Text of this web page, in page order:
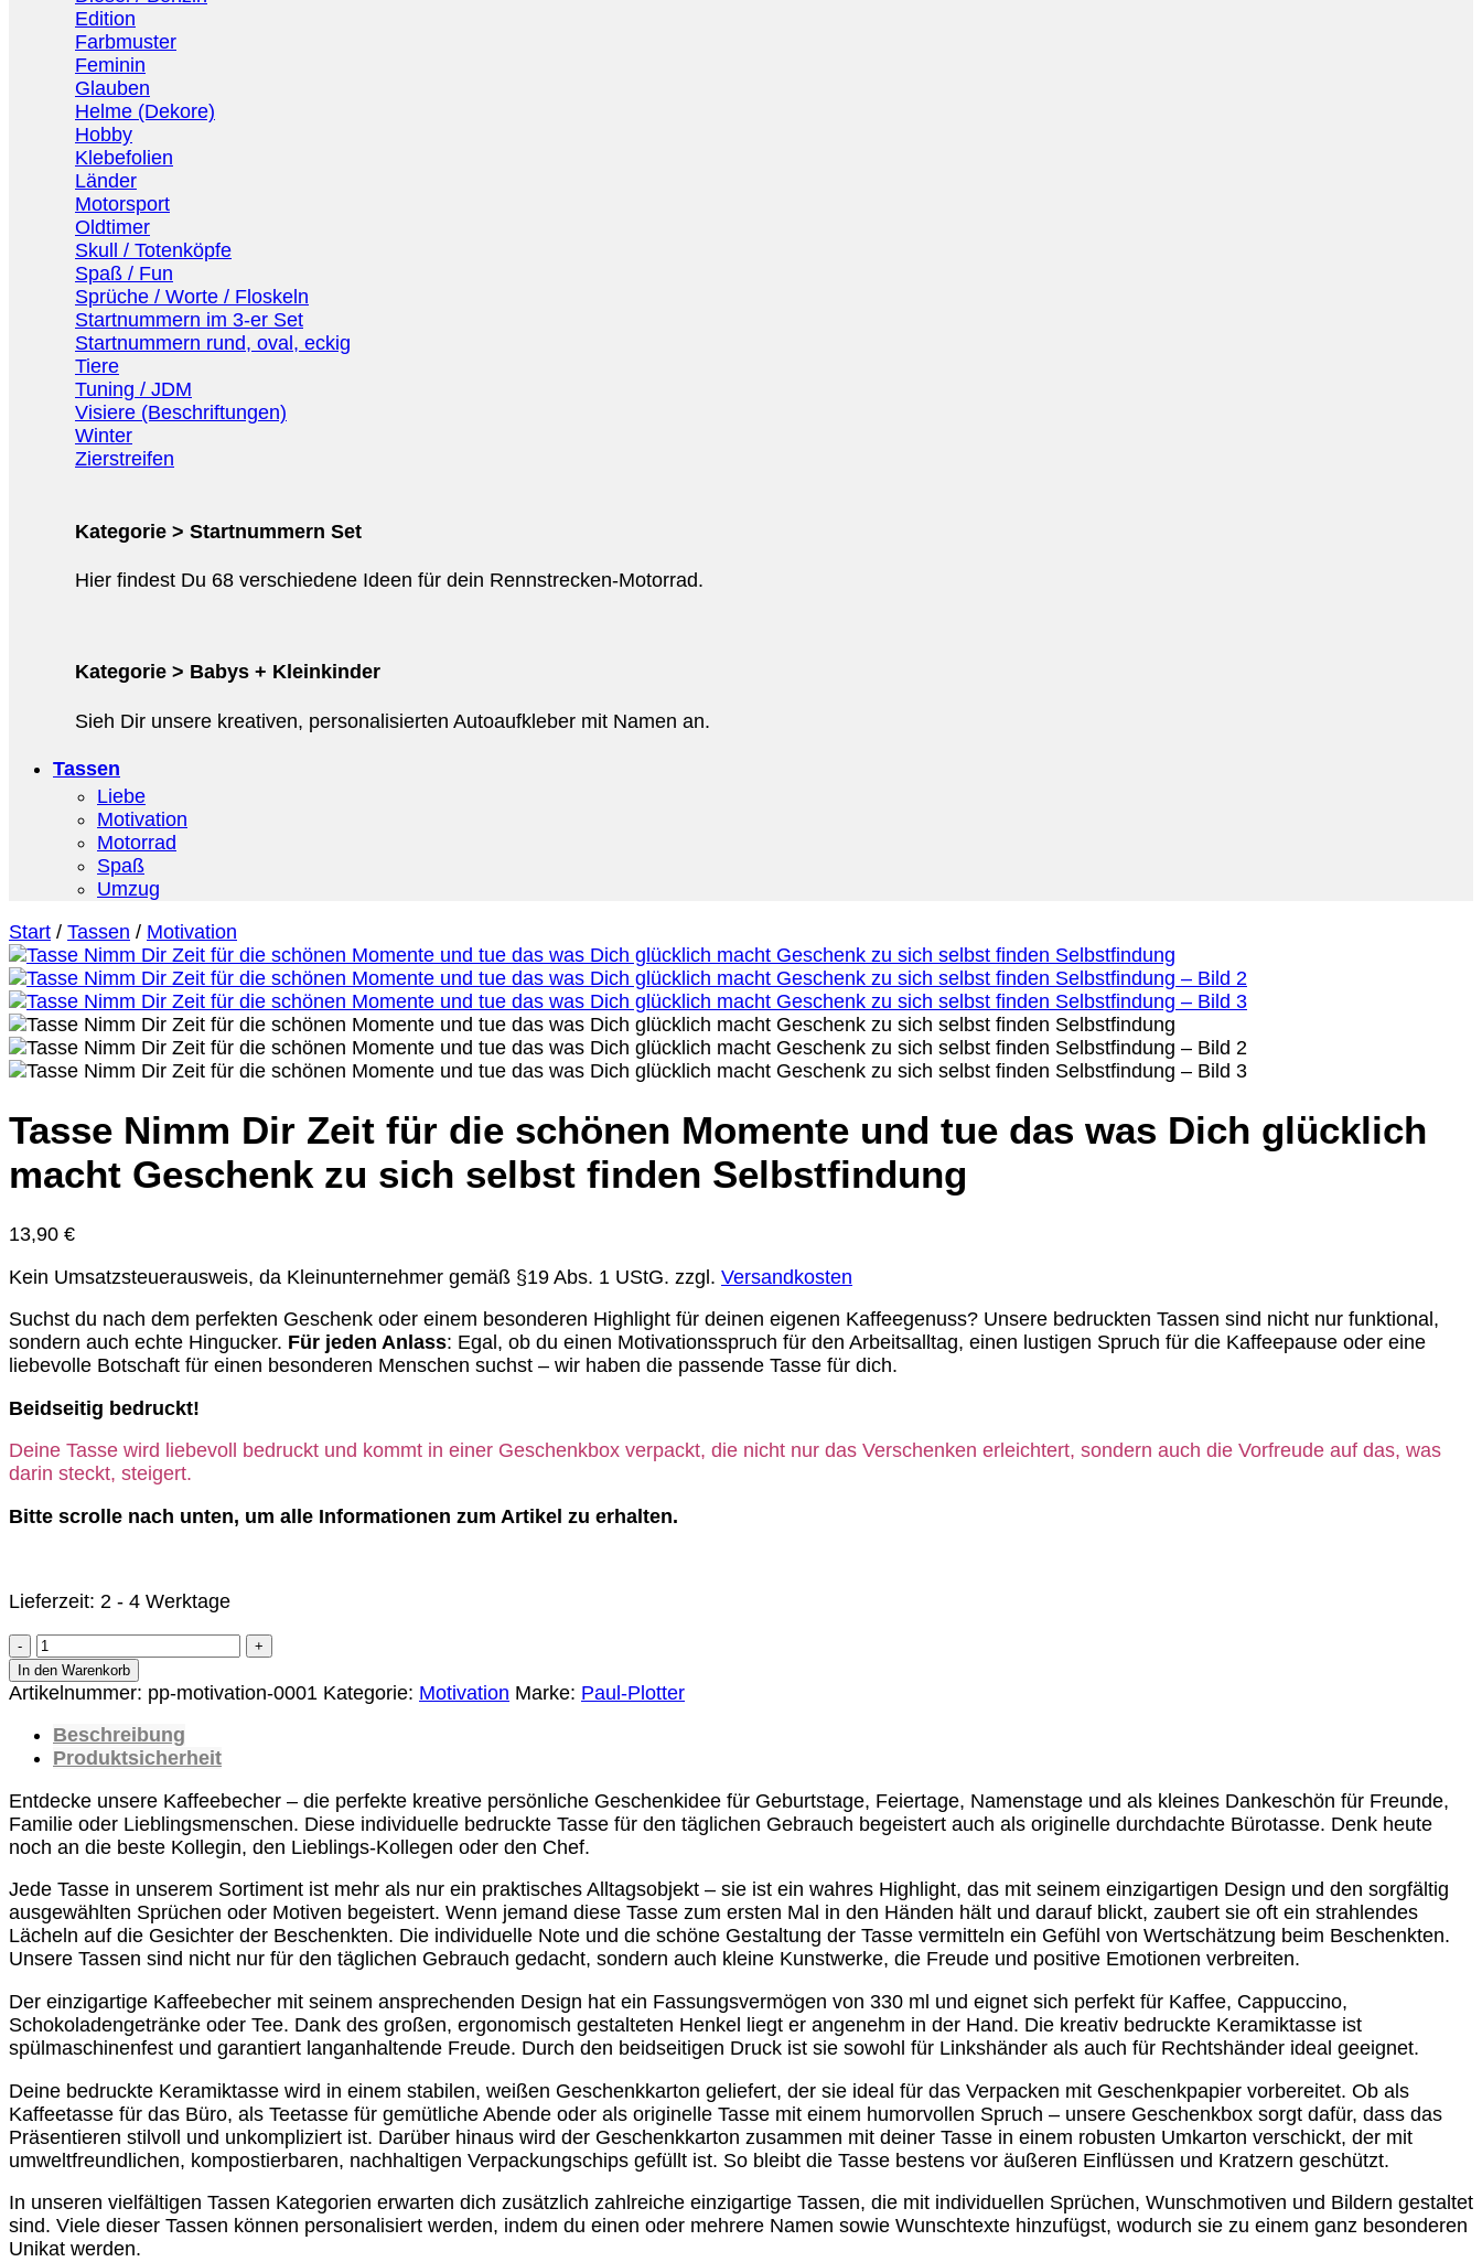
Edition
Farbmuster
Feminin
Glauben
Helme (Dekore)
Hobby
Klebefolien
Länder
Motorsport
Oldtimer
Skull / Totenköpfe
Spaß / Fun
Sprüche / Worte / Floskeln
Startnummern im 3-er Set
Startnummern rund, oval, eckig
Tiere
Tuning / JDM
Visiere (Beschriftungen)
Winter
Zierstreifen
Kategorie > Startnummern Set
Hier findest Du 68 verschiedene Ideen für dein Rennstrecken-Motorrad.
Kategorie > Babys + Kleinkinder
Sieh Dir unsere kreativen, personalisierten Autoaufkleber mit Namen an.
Tassen
Liebe
Motivation
Motorrad
Spaß
Umzug
Start / Tassen / Motivation
Tasse Nimm Dir Zeit für die schönen Momente und tue das was Dich glücklich
macht Geschenk zu sich selbst finden Selbstfindung
13,90 €
Kein Umsatzsteuerausweis, da Kleinunternehmer gemäß §19 Abs. 1 UStG. zzgl. Versandkosten
Suchst du nach dem perfekten Geschenk oder einem besonderen Highlight für deinen eigenen Kaffeegenuss? Unsere bedruckten Tassen sind nicht nur funktional,
sondern auch echte Hingucker. Für jeden Anlass: Egal, ob du einen Motivationsspruch für den Arbeitsalltag, einen lustigen Spruch für die Kaffeepause oder eine
liebevolle Botschaft für einen besonderen Menschen suchst – wir haben die passende Tasse für dich.
Beidseitig bedruckt!
Deine Tasse wird liebevoll bedruckt und kommt in einer Geschenkbox verpackt, die nicht nur das Verschenken erleichtert, sondern auch die Vorfreude auf das, was
darin steckt, steigert.
Bitte scrolle nach unten, um alle Informationen zum Artikel zu erhalten.
Lieferzeit: 2 - 4 Werktage
Tasse
Nimm
Dir
für
die
Momente
und
tue
was
Dich
glücklich
macht
Geschenk
zu
sich
selbst
finden
Selbstfindung
Menge
In den Warenkorb
Artikelnummer: pp-motivation-0001 Kategorie: Motivation Marke: Paul-Plotter
Beschreibung
Produktsicherheit
Entdecke unsere Kaffeebecher – die perfekte kreative persönliche Geschenkidee für Geburtstage, Feiertage, Namenstage und als kleines Dankeschön für Freunde,
Familie oder Lieblingsmenschen. Diese individuelle bedruckte Tasse für den täglichen Gebrauch begeistert auch als originelle durchdachte Bürotasse. Denk heute
noch an die beste Kollegin, den Lieblings-Kollegen oder den Chef.
Jede Tasse in unserem Sortiment ist mehr als nur ein praktisches Alltagsobjekt – sie ist ein wahres Highlight, das mit seinem einzigartigen Design und den sorgfältig
ausgewählten Sprüchen oder Motiven begeistert. Wenn jemand diese Tasse zum ersten Mal in den Händen hält und darauf blickt, zaubert sie oft ein strahlendes
Lächeln auf die Gesichter der Beschenkten. Die individuelle Note und die schöne Gestaltung der Tasse vermitteln ein Gefühl von Wertschätzung beim Beschenkten.
Unsere Tassen sind nicht nur für den täglichen Gebrauch gedacht, sondern auch kleine Kunstwerke, die Freude und positive Emotionen verbreiten.
Der einzigartige Kaffeebecher mit seinem ansprechenden Design hat ein Fassungsvermögen von 330 ml und eignet sich perfekt für Kaffee, Cappuccino,
Schokoladengetränke oder Tee. Dank des großen, ergonomisch gestalteten Henkel liegt er angenehm in der Hand. Die kreativ bedruckte Keramiktasse ist
spülmaschinenfest und garantiert langanhaltende Freude. Durch den beidseitigen Druck ist sie sowohl für Linkshänder als auch für Rechtshänder ideal geeignet.
Deine bedruckte Keramiktasse wird in einem stabilen, weißen Geschenkkarton geliefert, der sie ideal für das Verpacken mit Geschenkpapier vorbereitet. Ob als
Kaffeetasse für das Büro, als Teetasse für gemütliche Abende oder als originelle Tasse mit einem humorvollen Spruch – unsere Geschenkbox sorgt dafür, dass das
Präsentieren stilvoll und unkompliziert ist. Darüber hinaus wird der Geschenkkarton zusammen mit deiner Tasse in einem robusten Umkarton verschickt, der mit
umweltfreundlichen, kompostierbaren, nachhaltigen Verpackungschips gefüllt ist. So bleibt die Tasse bestens vor äußeren Einflüssen und Kratzern geschützt.
In unseren vielfältigen Tassen Kategorien erwarten dich zusätzlich zahlreiche einzigartige Tassen, die mit individuellen Sprüchen, Wunschmotiven und Bildern gestaltet
sind. Viele dieser Tassen können personalisiert werden, indem du einen oder mehrere Namen sowie Wunschtexte hinzufügst, wodurch sie zu einem ganz besonderen
Unikat werden.